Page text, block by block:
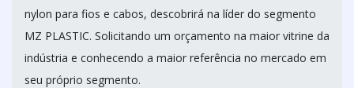
nylon para fios e cabos, descobrirá na líder do segmento
MZ PLASTIC. Solicitando um orçamento na maior vitrine da
indústria e conhecendo a maior referência no mercado em
seu próprio segmento.